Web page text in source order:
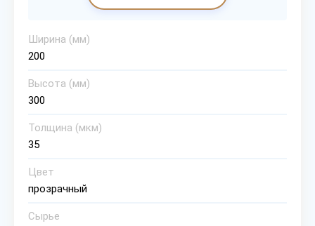
Ширина (мм)
200
Высота (мм)
300
Толщина (мкм)
35
Цвет
прозрачный
Сырье